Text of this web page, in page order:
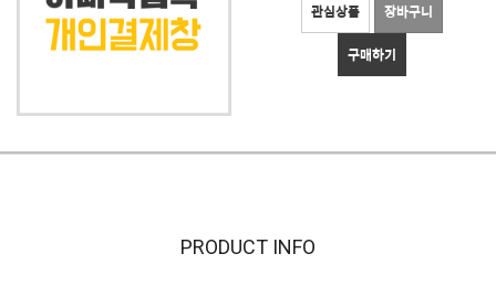
관심상품 장바구니
구매하기
PRODUCT INFO